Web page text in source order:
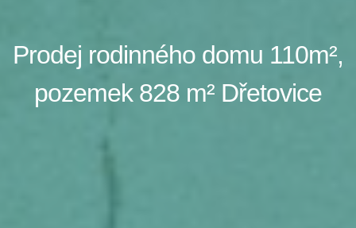
Prodej rodinného domu 110m²,
pozemek 828 m² Dřetovice